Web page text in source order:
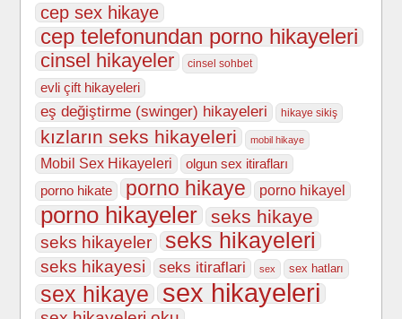
cep sex hikaye
cep telefonundan porno hikayeleri
cinsel hikayeler cinsel sohbet
evli çift hikayeleri
eş değiştirme (swinger) hikayeleri hikaye sikiş
kızların seks hikayeleri mobil hikaye
Mobil Sex Hikayeleri
olgun sex itirafları
porno hikate
porno hikaye porno hikayel
porno hikayeler seks hikaye
seks hikayeler seks hikayeleri
seks hikayesi seks itiraflari sex sex hatları
sex hikaye sex hikayeleri